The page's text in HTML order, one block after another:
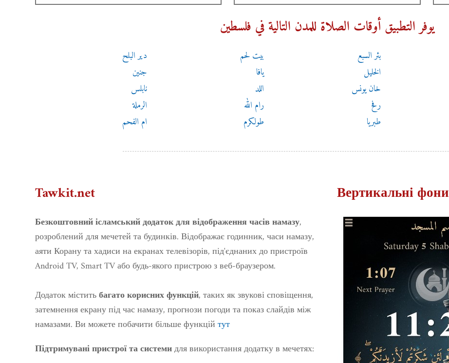
يوفر التطبيق أوقات الصلاة للمدن التالية في فلسطين
بئر السبع بيت لحم
دير البلح
الخليل يافا
جنين
خان يونس اللد
نابلس
رفح رام الله
الرملة
طبريا طولكرم ام الفحم
Tawkit.net
Безкоштовний ісламський додаток для відображення часів намазу,
розроблений для мечетей та будинків. Відображає годинник, часи намазу,
аяти Корану та хадиси на екранах телевізорів, під'єднаних до пристроїв
Android TV, Smart TV або будь-якого пристрою з веб-браузером.
Додаток міститьбагато корисних функцій, таких як звукові сповіщення,
затемнення екрану під час намазу, прогнози погоди та показ слайдів між
намазами. Ви можете побачити більше функційтут
Підтримувані пристрої та системидля використання додатку в мечетях:
Вертикальні фони